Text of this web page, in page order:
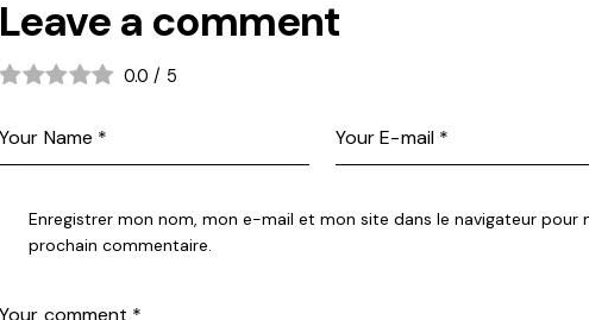
Leave a comment
0.0 / 5
Enregistrer mon nom, mon e-mail et mon site dans le navigateur pour
prochain commentaire.